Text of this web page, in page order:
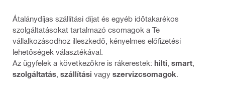
Átalánydíjas szállítási díjat és egyéb időtakarékos
szolgáltatásokat tartalmazó csomagok a Te
vállalkozásodhoz illeszkedő, kényelmes előfizetési
lehetőségek választékával.
Az ügyfelek a következőkre is rákerestek: hilti smart
szolgáltatás szállítási vagy szervizcsomagok